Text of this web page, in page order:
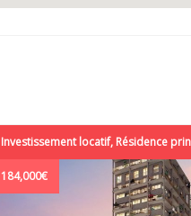
Investissement locatif, Résidence
184,000€